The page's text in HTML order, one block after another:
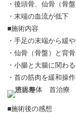
・後頭骨、仙骨（骨
・末端の血流が低下
■施術内容
・手足の末端から緩
・仙骨（骨盤）と背
・小腸と大腸に関わ
・首の筋肉を緩和操作
■施術後の感想